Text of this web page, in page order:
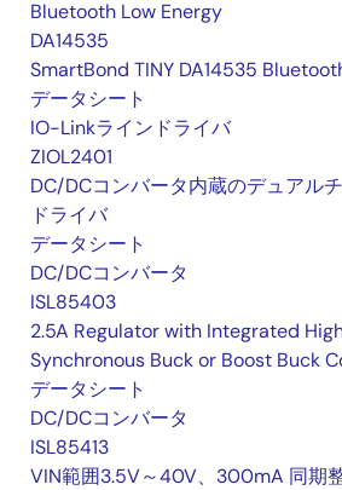
Bluetooth Low Energy
DA14535
SmartBond TINY DA14535
データシート
IO-Linkラインドライバ
ZIOL2401
DC/DCコンバータ内蔵のデュアル
ドライバ
データシート
DC/DCコンバータ
ISL85403
2.5A Regulator with Integrated
Synchronous Buck or Boost Buck
データシート
DC/DCコンバータ
ISL85413
VIN範囲3.5V～40V、300mA 同期